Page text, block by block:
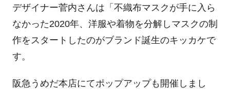
デザイナー菅内さんは「不織布マスクが手に入ら
なかった2020年、洋服や着物を分解しマスクの制
作をスタートしたのがブランド誕生のキッカケで
す。
阪急うめだ本店にてポップアップも開催しまし